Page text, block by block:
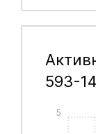
593-
5